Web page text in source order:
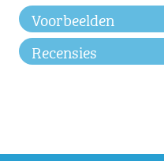
Voorbeelden
Recensies